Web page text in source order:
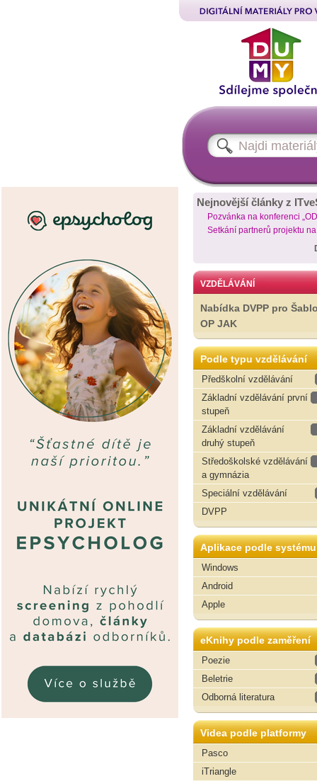
Nejnovější články z
Pozvánka na konferenci
Setkání partnerů projektu
VZDĚLÁVÁNÍ
Nabídka DVPP pro
OP JAK
Podle typu vzdělávání
Předškolní vzdělávání
Základní vzdělávání první
stupeň
Základní vzdělávání
druhý stupeň
Středoškolské vzdělávání
a gymnázia
Speciální vzdělávání
DVPP
Aplikace podle systému
Windows
Android
Apple
eKnihy podle zaměření
Poezie
Beletrie
Odborná literatura
Videa podle platformy
Pasco
iTriangle